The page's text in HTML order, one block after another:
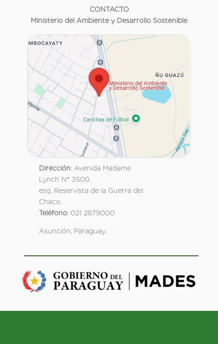
CONTACTO
Ministerio del Ambiente y Desarrollo Sostenible
Dirección: Avenida Madame
Lynch N° 3500.
esq. Reservista de la Guerra del
Chaco.
Teléfono: 021 2879000
Asunción, Paraguay.